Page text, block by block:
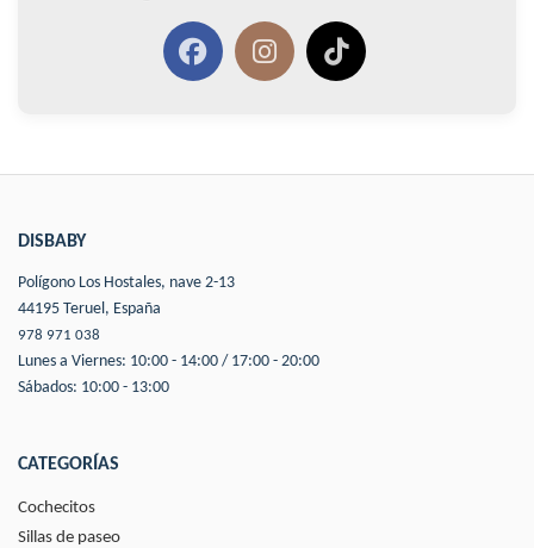
DISBABY
Polígono Los Hostales, nave 2-13
44195 Teruel, España
978 971 038
Lunes a Viernes: 10:00 - 14:00 / 17:00 - 20:00
Sábados: 10:00 - 13:00
CATEGORÍAS
Cochecitos
Sillas de paseo